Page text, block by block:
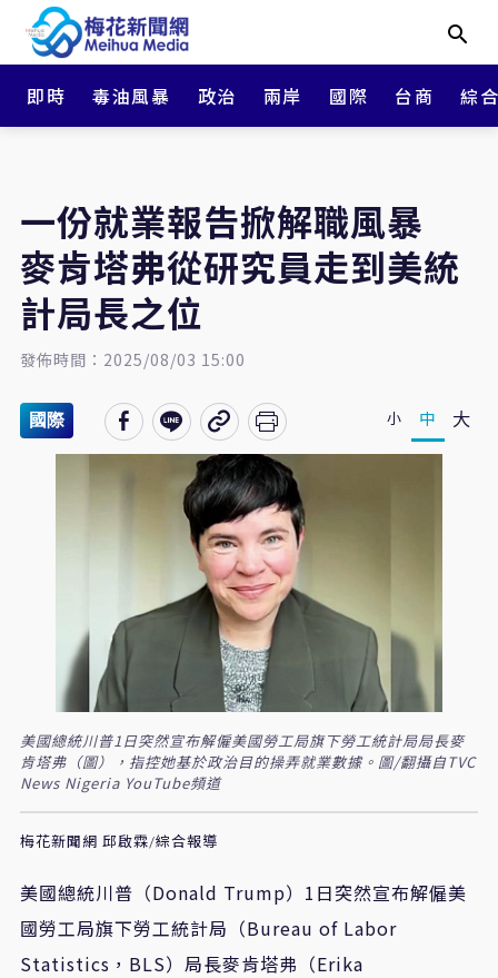
即時 毒油風暴 政治 兩岸 國際 台商 綜
一份就業報告掀解職風暴
麥肯塔弗從研究員走到美統
計局長之位
發佈時間：2025/08/03 15:00
國際 小 中 大
美國總統川普1日突然宣布解僱美國勞工局旗下勞工統計局局長麥
肯塔弗（圖），指控她基於政治目的操弄就業數據。圖/翻攝自TVC
News Nigeria YouTube頻道
梅花新聞網 邱啟霖/綜合報導
美國總統川普（Donald Trump）1日突然宣布解僱美
國勞工局旗下勞工統計局（Bureau of Labor
Statistics，BLS）局長麥肯塔弗（Erika